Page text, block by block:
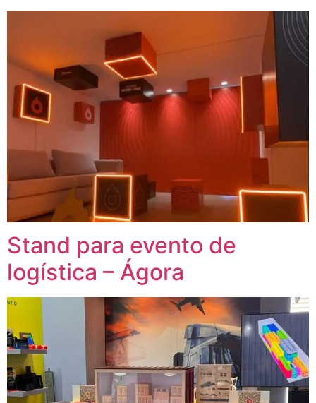
Stand para evento de
logística – Ágora